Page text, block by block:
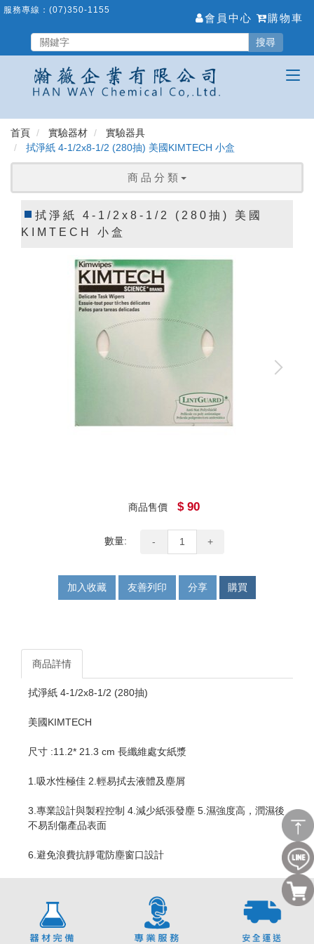
跳
要
服務專線： (07)350-1155
會員中心 購物車
搜尋
首頁 實驗器材
實驗器具
拭淨紙 4-1/2x8-1/2 (280抽) 美國KIMTECH 小盒
商 品 分 類
拭淨紙 4-1/2x8-1/2 (280抽) 美國
KIMTECH 小盒
商品售價 $ 90
數量: - +
加入收藏 友善列印 分享 購買
商品詳情
拭淨紙 4-1/2x8-1/2 (280抽)
美國KIMTECH
尺寸 :11.2* 21.3 cm 長纖維處女紙漿
1.吸水性極佳 2.輕易拭去液體及塵屑
3.專業設計與製程控制 4.減少紙張發塵 5.濕強度高，潤濕後
不易刮傷產品表面
6.避免浪費抗靜電防塵窗口設計